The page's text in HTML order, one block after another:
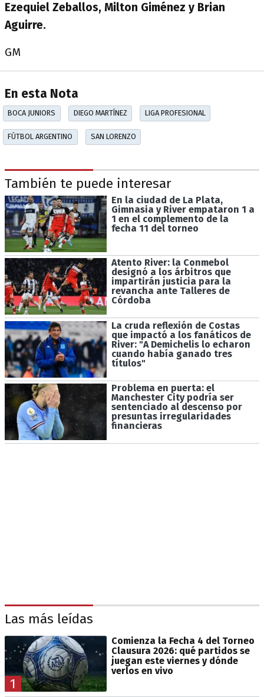
Ezequiel Zeballos, Milton Giménez y Brian
Aguirre.
GM
En esta Nota
BOCA JUNIORS DIEGO MARTÍNEZ LIGA PROFESIONAL
FÚTBOL ARGENTINO SAN LORENZO
También te puede interesar
En la ciudad de La Plata,
Gimnasia y River empataron 1 a
1 en el complemento de la
fecha 11 del torneo
Atento River: la Conmebol
designó a los árbitros que
impartirán justicia para la
revancha ante Talleres de
Córdoba
La cruda reflexión de Costas
que impactó a los fanáticos de
River: "A Demichelis lo echaron
cuando había ganado tres
títulos"
Problema en puerta: el
Manchester City podría ser
sentenciado al descenso por
presuntas irregularidades
financieras
Las más leídas
1
Comienza la Fecha 4 del Torneo
Clausura 2026: qué partidos se
juegan este viernes y dónde
verlos en vivo